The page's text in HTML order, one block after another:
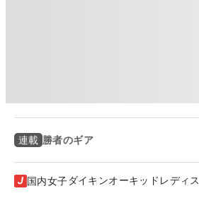
連載 勝者のギア
国内女子ダイキンオーキッドレディス